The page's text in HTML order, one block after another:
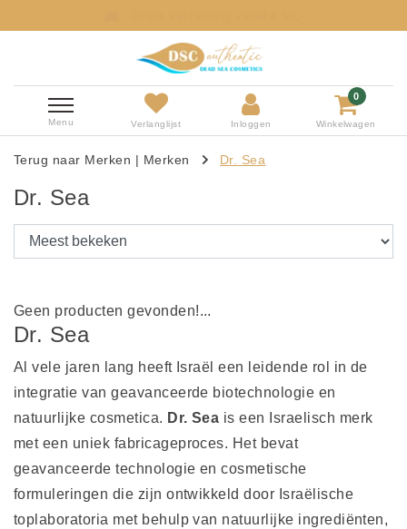
Menu Verlanglijst Inloggen
0
Winkelwagen
Terug naar Merken | Merken Dr. Sea
Dr. Sea
Geen producten gevonden!...
Dr. Sea
Al vele jaren lang heeft Israël een leidende rol in de
integratie van geavanceerde biotechnologie en
natuurlijke cosmetica. Dr. Sea is een Israelisch merk
met een uniek fabricageproces. Het bevat
geavanceerde technologie en cosmetische
formuleringen die zijn ontwikkeld door Israëlische
toplaboratoria met behulp van natuurlijke ingrediënten,